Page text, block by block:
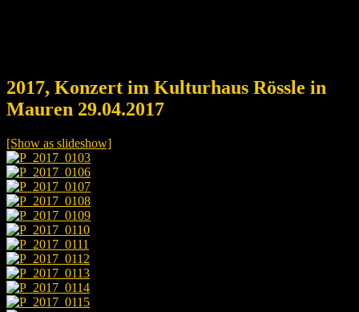
2017, Konzert im Kulturhaus Rössle in
Mauren 29.04.2017
[Show as slideshow]